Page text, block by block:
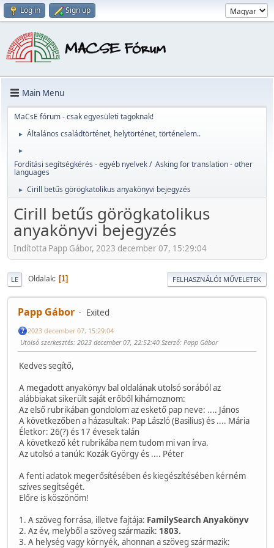
Log in Sign up
Main Menu
MaCsE fórum - csak egyesületi tagoknak!
► Általános családtörténet, helytörténet, történelem..
►
Fordítási segítségkérés - egyéb nyelvek / Asking for translation - other
languages
► Cirill betűs görögkatolikus anyakönyvi bejegyzés
Cirill betűs görögkatolikus
anyakönyvi bejegyzés
Indította Papp Gábor, 2023 december 07, 15:29:04
LE Oldalak 1 FELHASZNÁLÓI MŰVELETEK
Papp Gábor Exited
2023 december 07, 15:29:04
Utolsó szerkesztés: 2023 december 07, 22:52:40 Szerző: Papp Gábor
Kedves segítő,
A megadott anyakönyv bal oldalának utolsó sorából az
alábbiakat sikerült saját erőből kihámoznom:
Az első rubrikában gondolom az eskető pap neve: .... János
A következőben a házasultak: Pap László (Basilius) és .... Mária
Életkor: 26(?) és 17 évesek talán
A következő két rubrikába nem tudom mi van írva.
Az utolsó a tanúk: Kozák György és .... Péter
A fenti adatok megerősítésében és kiegészítésében kérném
szíves segítségét.
Előre is köszönöm!
1. A szöveg forrása, illetve fajtája: FamilySearch Anyakönyv
2. Az év, melyből a szöveg származik: 1803.
3. A helység vagy környék, ahonnan a szöveg származik: